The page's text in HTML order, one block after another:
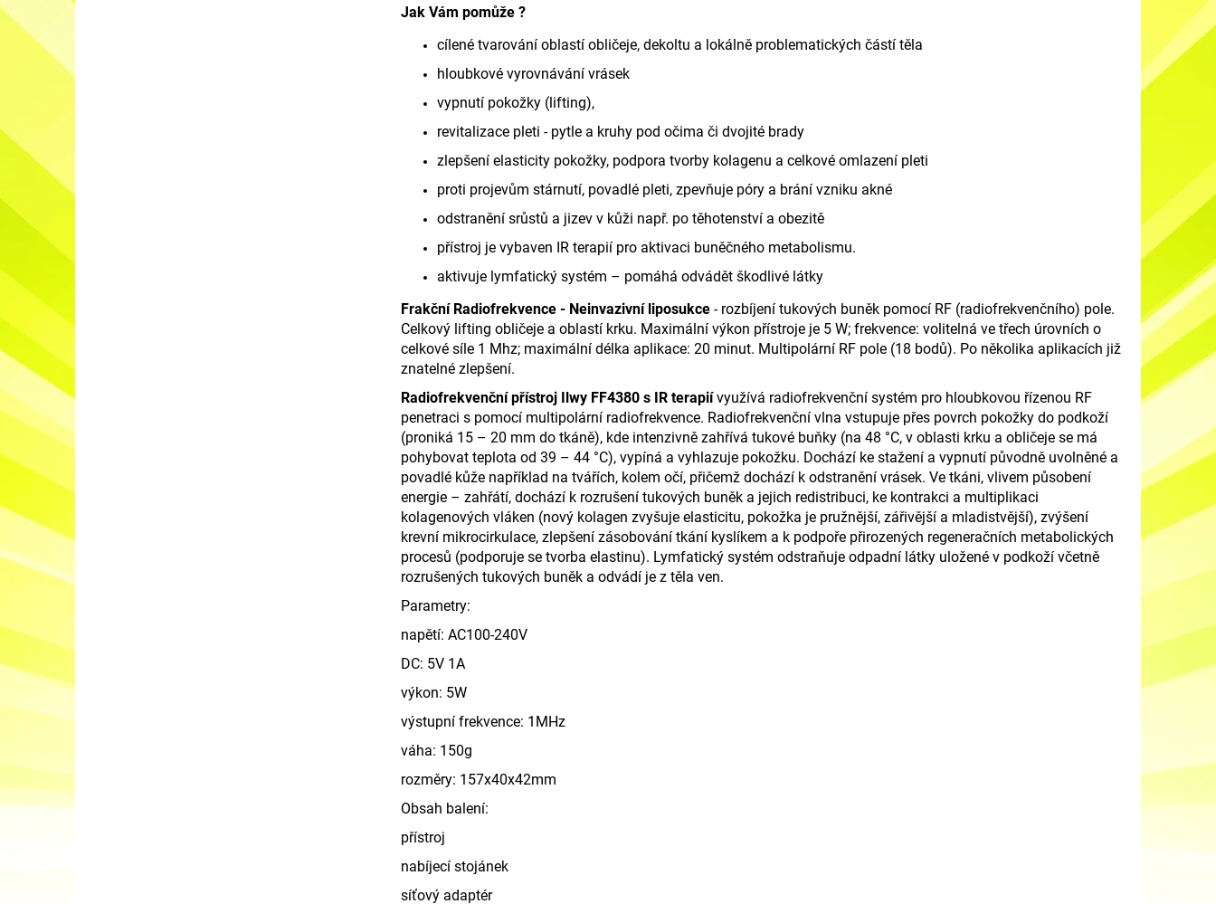
Jak Vám pomůže ?
cílené tvarování oblastí obličeje, dekoltu a lokálně problematických částí těla
hloubkové vyrovnávání vrásek
vypnutí pokožky (lifting),
revitalizace pleti -pytle a kruhy pod očima či dvojité brady
zlepšení elasticity pokožky, podpora tvorby kolagenu a celkové omlazení pleti
proti projevům stárnutí, povadlé pleti, zpevňuje póry a brání vzniku akné
odstranění srůstů a jizev v kůži např. po těhotenství a obezitě
přístroj je vybaven IR terapií pro aktivaci buněčného metabolismu.
aktivuje lymfatický systém – pomáhá odvádět škodlivé látky
Frakční Radiofrekvence - Neinvazivní liposukce -rozbíjení tukových buněk pomocí RF (radiofrekvenčního) pole.
Celkový lifting obličeje a oblastí krku. Maximální výkon přístroje je 5 W; frekvence: volitelná ve třech úrovních o
celkové síle 1 Mhz; maximální délka aplikace: 20 minut. Multipolární RF pole (18 bodů). Po několika aplikacích již
znatelné zlepšení.
Radiofrekvenční přístroj Ilwy FF4380 s IR terapií využívá radiofrekvenční systém pro hloubkovou řízenou RF
penetraci s pomocí multipolární radiofrekvence. Radiofrekvenční vlna vstupuje přes povrch pokožky do podkoží
(proniká 15 – 20 mm do tkáně), kde intenzivně zahřívá tukové buňky (na 48 °C, v oblasti krku a obličeje se má
pohybovat teplota od 39 – 44 °C), vypíná a vyhlazuje pokožku. Dochází ke stažení a vypnutí původně uvolněné a
povadlé kůže například na tvářích, kolem očí, přičemž dochází k odstranění vrásek. Ve tkáni, vlivem působení
energie – zahřátí, dochází k rozrušení tukových buněk a jejich redistribuci, ke kontrakci a multiplikaci
kolagenových vláken (nový kolagen zvyšuje elasticitu, pokožka je pružnější, zářivější a mladistvější), zvýšení
krevní mikrocirkulace, zlepšení zásobování tkání kyslíkem a k podpoře přirozených regeneračních metabolických
procesů (podporuje se tvorba elastinu). Lymfatický systém odstraňuje odpadní látky uložené v podkoží včetně
rozrušených tukových buněk a odvádí je z těla ven.
Parametry:
napětí: AC100-240V
DC: 5V 1A
výkon: 5W
výstupní frekvence: 1MHz
váha: 150g
rozměry: 157x40x42mm
Obsah balení:
přístroj
nabíjecí stojánek
síťový adaptér